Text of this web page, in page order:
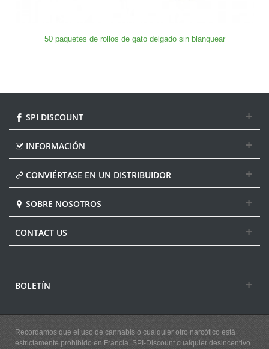
50 paquetes de rollos de gato delgado sin blanquear
SPI DISCOUNT
INFORMACIÓN
CONVIÉRTASE EN UN DISTRIBUIDOR
SOBRE NOSOTROS
CONTACT US
BOLETÍN
Recordamos que el uso de cannabis o cualquier otro narcótico está
estrictamente prohibido en Francia. SPI-Discount cualquier desincentivo